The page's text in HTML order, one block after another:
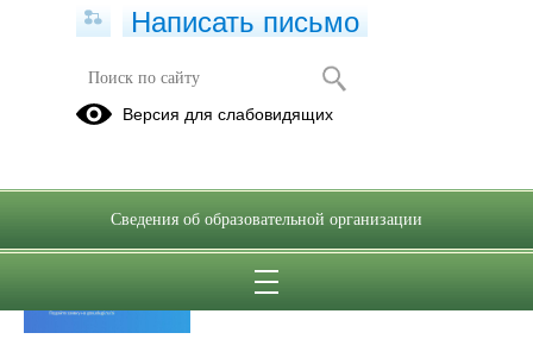
Публикации за Май 2025
Бесплатные курсы по
ИИ
Просмотров всего:
Написать письмо
Версия для слабовидящих
Сведения об образовательной организации